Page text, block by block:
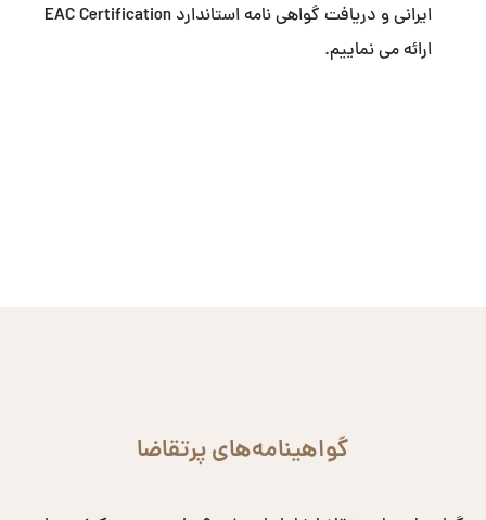
ایرانی و دریافت گواهی نامه استاندارد EAC Certification
ارائه می نماییم.
گواهینامه‌های پرتقاضا